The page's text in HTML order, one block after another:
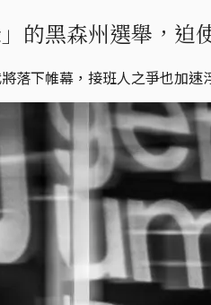
的黑森州選舉，迫
落下帷幕，接班人之爭也加